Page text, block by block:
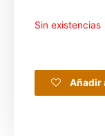
Sin existencias
Añadir